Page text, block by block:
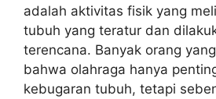
adalah aktivitas fisik yang
tubuh yang teratur dan
terencana. Banyak orang
bahwa olahraga hanya
kebugaran tubuh, tetapi